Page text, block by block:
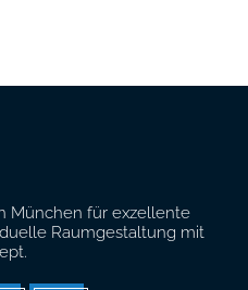
München für exzellente
Raumgestaltung mit